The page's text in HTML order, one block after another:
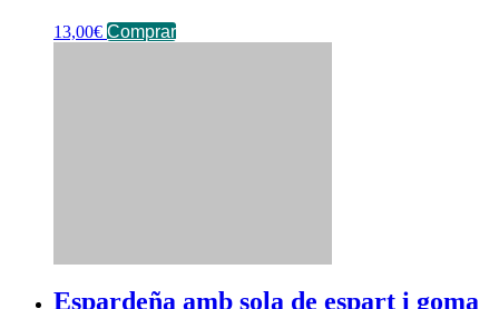
13,00€ Comprar
Espardeña amb sola de espart i goma